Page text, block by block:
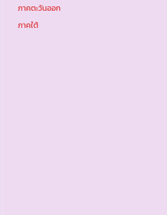
ภาคตะวันออก
ภาคใต้